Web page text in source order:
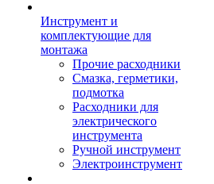
Инструмент и
комплектующие для
монтажа
Прочие расходники
Смазка, герметики,
подмотка
Расходники для
электрического
инструмента
Ручной инструмент
Электроинструмент